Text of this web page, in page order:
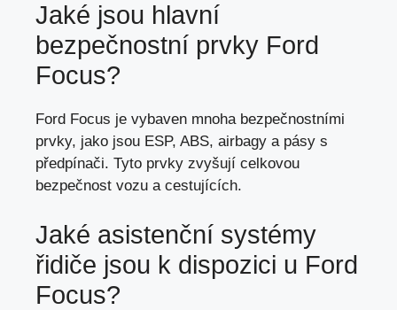
Jaké jsou hlavní
bezpečnostní prvky Ford
Focus?
Ford Focus je vybaven mnoha bezpečnostními
prvky, jako jsou ESP, ABS, airbagy a pásy s
předpínači. Tyto prvky zvyšují celkovou
bezpečnost vozu a cestujících.
Jaké asistenční systémy
řidiče jsou k dispozici u Ford
Focus?